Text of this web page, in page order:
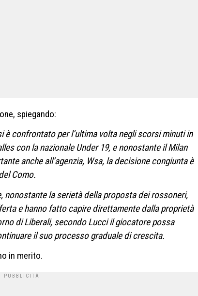
spiegando:
è confrontato per l’ultima volta negli scorsi minuti in
con la nazionale Under 19, e nonostante il Milan
anche all’agenzia, Wsa, la decisione congiunta è
Como.
nonostante la serietà della proposta dei rossoneri,
e hanno fatto capire direttamente dalla proprietà
di Liberali, secondo Lucci il giocatore possa
il suo processo graduale di crescita.
in merito.